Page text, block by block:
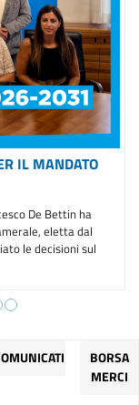
IL MANDATO
De Bettin ha
eletta dal
le decisioni sul
BORSA
MERCI